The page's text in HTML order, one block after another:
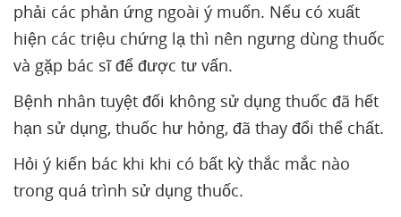
phải các phản ứng ngoài ý muốn. Nếu có xuất
hiện các triệu chứng lạ thì nên ngưng dùng thuốc
và gặp bác sĩ để được tư vấn.
Bệnh nhân tuyệt đối không sử dụng thuốc đã hết
hạn sử dụng, thuốc hư hỏng, đã thay đổi thể chất.
Hỏi ý kiến bác khi khi có bất kỳ thắc mắc nào
trong quá trình sử dụng thuốc.